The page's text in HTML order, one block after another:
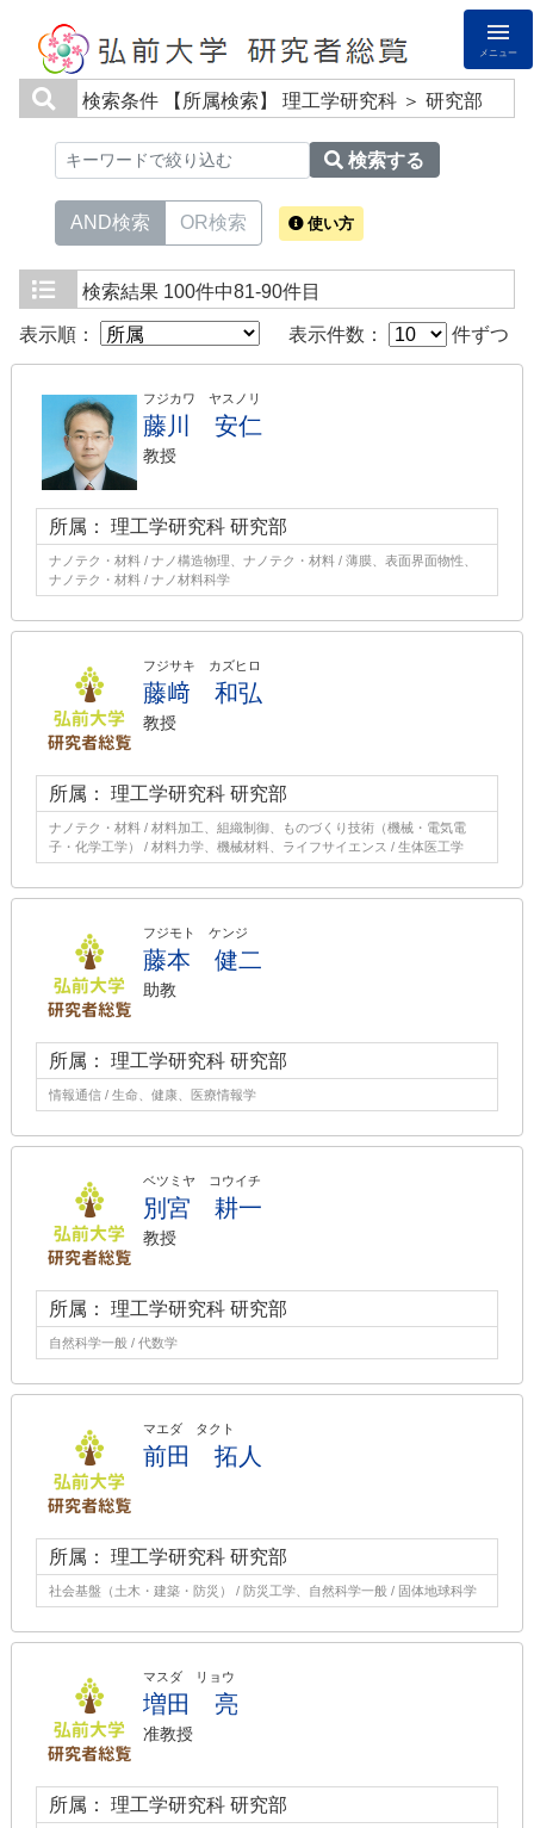
メニュー
検索条件 【所属検索】 理工学研究科 ＞ 研究部
検索する
AND検索 OR検索 使い方
検索結果 100件中81-90件目
表示順： 表示件数： 件ずつ
フジカワ ヤスノリ
藤川 安仁
教授
所属： 理工学研究科 研究部
ナノテク・材料 / ナノ構造物理、ナノテク・材料 / 薄膜、表面界面物性、
ナノテク・材料 / ナノ材料科学
フジサキ カズヒロ
藤﨑 和弘
教授
所属： 理工学研究科 研究部
ナノテク・材料 / 材料加工、組織制御、ものづくり技術（機械・電気電
子・化学工学） / 材料力学、機械材料、ライフサイエンス / 生体医工学
フジモト ケンジ
藤本 健二
助教
所属： 理工学研究科 研究部
情報通信 / 生命、健康、医療情報学
ベツミヤ コウイチ
別宮 耕一
教授
所属： 理工学研究科 研究部
自然科学一般 / 代数学
マエダ タクト
前田 拓人
所属： 理工学研究科 研究部
社会基盤（土木・建築・防災） / 防災工学、自然科学一般 / 固体地球科学
マスダ リョウ
増田 亮
准教授
所属： 理工学研究科 研究部